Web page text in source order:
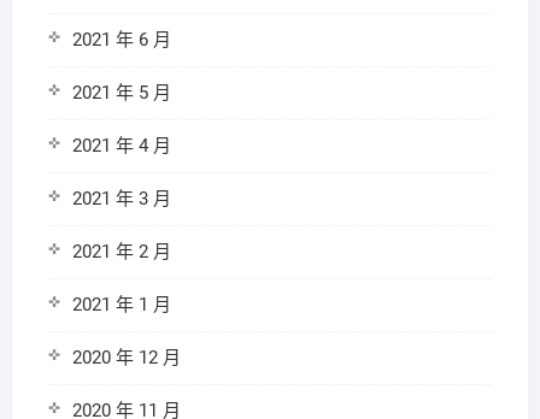
2021 年 6 月
2021 年 5 月
2021 年 4 月
2021 年 3 月
2021 年 2 月
2021 年 1 月
2020 年 12 月
2020 年 11 月